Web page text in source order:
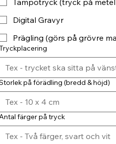
Digital Gravyr
Prägling (görs på grövre
på förädling (bredd & höjd)
färger på tryck